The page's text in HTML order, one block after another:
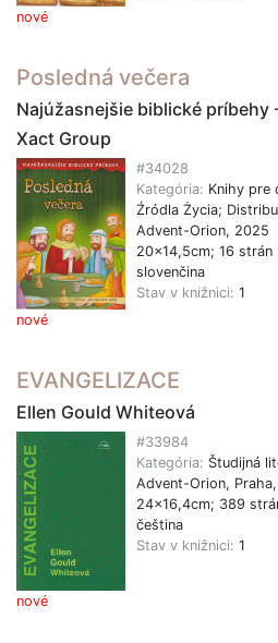
nové
Posledná večera
Najúžasnejšie biblické príbehy
Xact Group
nové
#34028
Kategória: Knihy pre
Źródla Życia;
Advent-Orion, 2025
20x14,5cm; 16 strán
slovenčina
Stav v knižnici: 1
EVANGELIZACE
Ellen Gould Whiteová
nové
#33984
Kategória: Študijná
Advent-Orion,
24x16,4cm; 389
čeština
Stav v knižnici: 1